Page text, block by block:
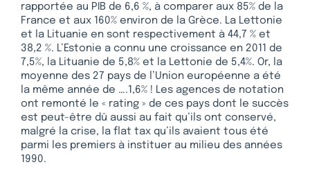
rapportée au PIB de 6,6 %, à comparer aux 85% de la
France et aux 160% environ de la Grèce. La Lettonie
et la Lituanie en sont respectivement à 44,7 % et
38,2 %. L’Estonie a connu une croissance en 2011 de
7,5%, la Lituanie de 5,8% et la Lettonie de 5,4%. Or, la
moyenne des 27 pays de l’Union européenne a été
la même année de ….1,6% ! Les agences de notation
ont remonté le « rating » de ces pays dont le succès
est peut-être dû aussi au fait qu’ils ont conservé,
malgré la crise, la flat tax qu’ils avaient tous été
parmi les premiers à instituer au milieu des années
1990.